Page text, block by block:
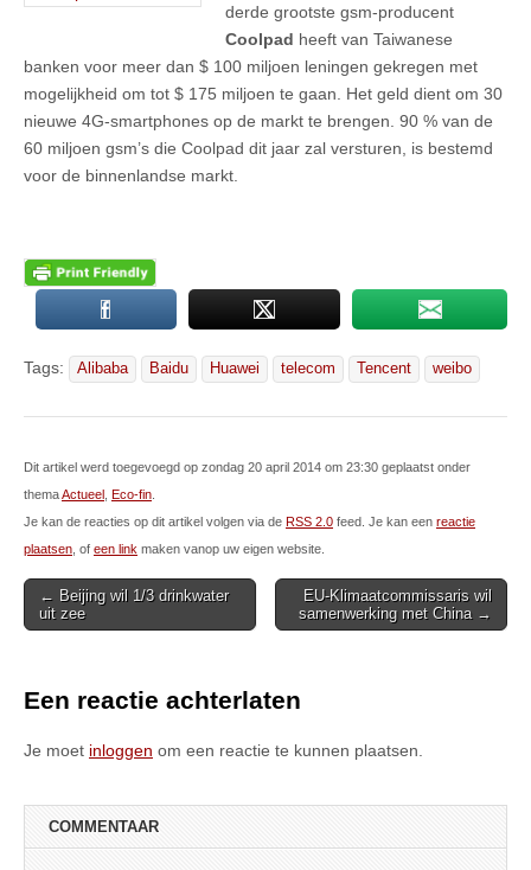
derde grootste gsm-producent
Coolpad heeft van Taiwanese
banken voor meer dan $ 100 miljoen leningen gekregen met
mogelijkheid om tot $ 175 miljoen te gaan. Het geld dient om 30
nieuwe 4G-smartphones op de markt te brengen. 90 % van de
60 miljoen gsm’s die Coolpad dit jaar zal versturen, is bestemd
voor de binnenlandse markt.
Tags: Alibaba Baidu Huawei telecom Tencent weibo
Dit artikel werd toegevoegd op zondag 20 april 2014 om 23:30 geplaatst onder
themaActueel , Eco-fin.
Je kan de reacties op dit artikel volgen via de RSS 2.0 feed. Je kan een reactie
plaatsen, of een link maken vanop uw eigen website.
Post
navigation
← Beijing wil 1/3 drinkwater
uit zee
EU-Klimaatcommissaris wil
samenwerking met China →
Een reactie achterlaten
Je moet inloggen om een reactie te kunnen plaatsen.
COMMENTAAR